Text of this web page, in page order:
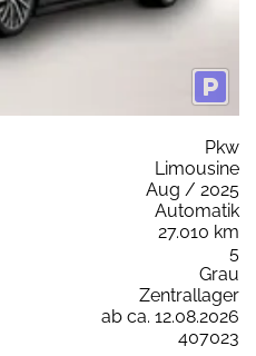
Pkw
Limousine
Aug / 2025
Automatik
27.010 km
5
Grau
Zentrallager
ab ca. 12.08.2026
407023